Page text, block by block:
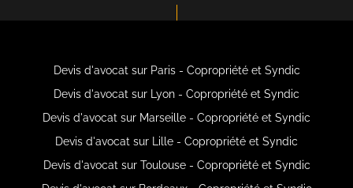
Devis d'avocat sur Paris - Copropriété et Syndic
Devis d'avocat sur Lyon - Copropriété et Syndic
Devis d'avocat sur Marseille - Copropriété et Syndic
Devis d'avocat sur Lille - Copropriété et Syndic
Devis d'avocat sur Toulouse - Copropriété et Syndic